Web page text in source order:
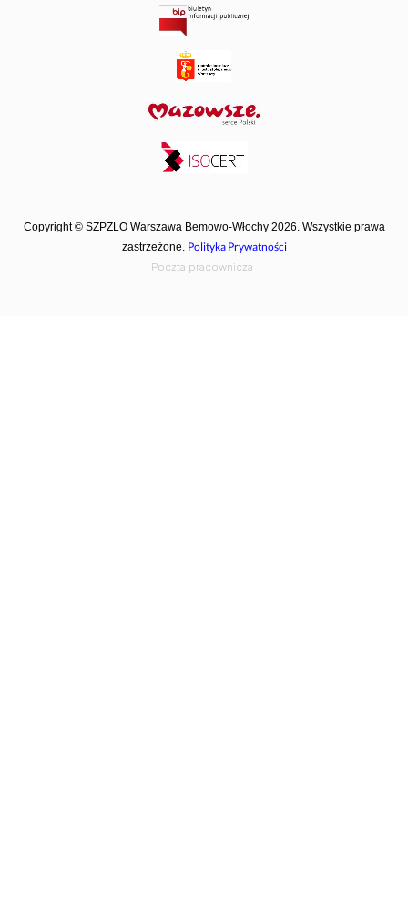
Copyright © SZPZLO Warszawa Bemowo-Włochy 2026. Wszystkie prawa
zastrzeżone. Polityka Prywatności
Poczta pracownicza